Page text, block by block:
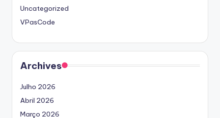
Uncategorized
VPasCode
Archives
Julho 2026
Abril 2026
Março 2026